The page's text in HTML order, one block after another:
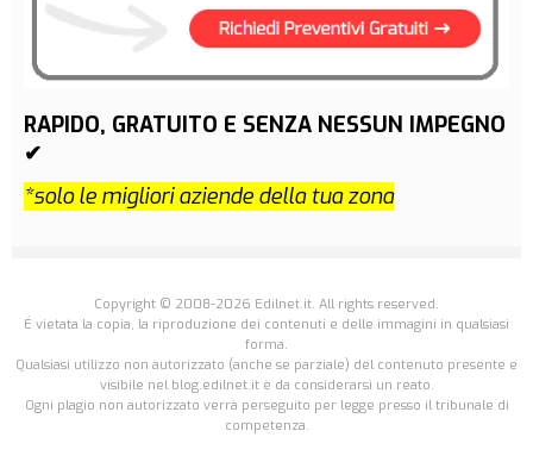
RAPIDO, GRATUITO E SENZA NESSUN IMPEGNO
✔
*solo le migliori aziende della tua zona
Copyright © 2008-2026 Edilnet.it. All rights reserved.
É vietata la copia, la riproduzione dei contenuti e delle immagini in qualsiasi
forma.
Qualsiasi utilizzo non autorizzato (anche se parziale) del contenuto presente e
visibile nel blog.edilnet.it è da considerarsi un reato.
Ogni plagio non autorizzato verrà perseguito per legge presso il tribunale di
competenza.